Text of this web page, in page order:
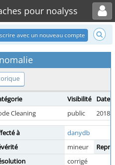
pour noalyss
Toggle user menu
avec un nouveau compte
Visibilité
Date
Cleaning public 2018-
à
danydb
mineur
corrigé